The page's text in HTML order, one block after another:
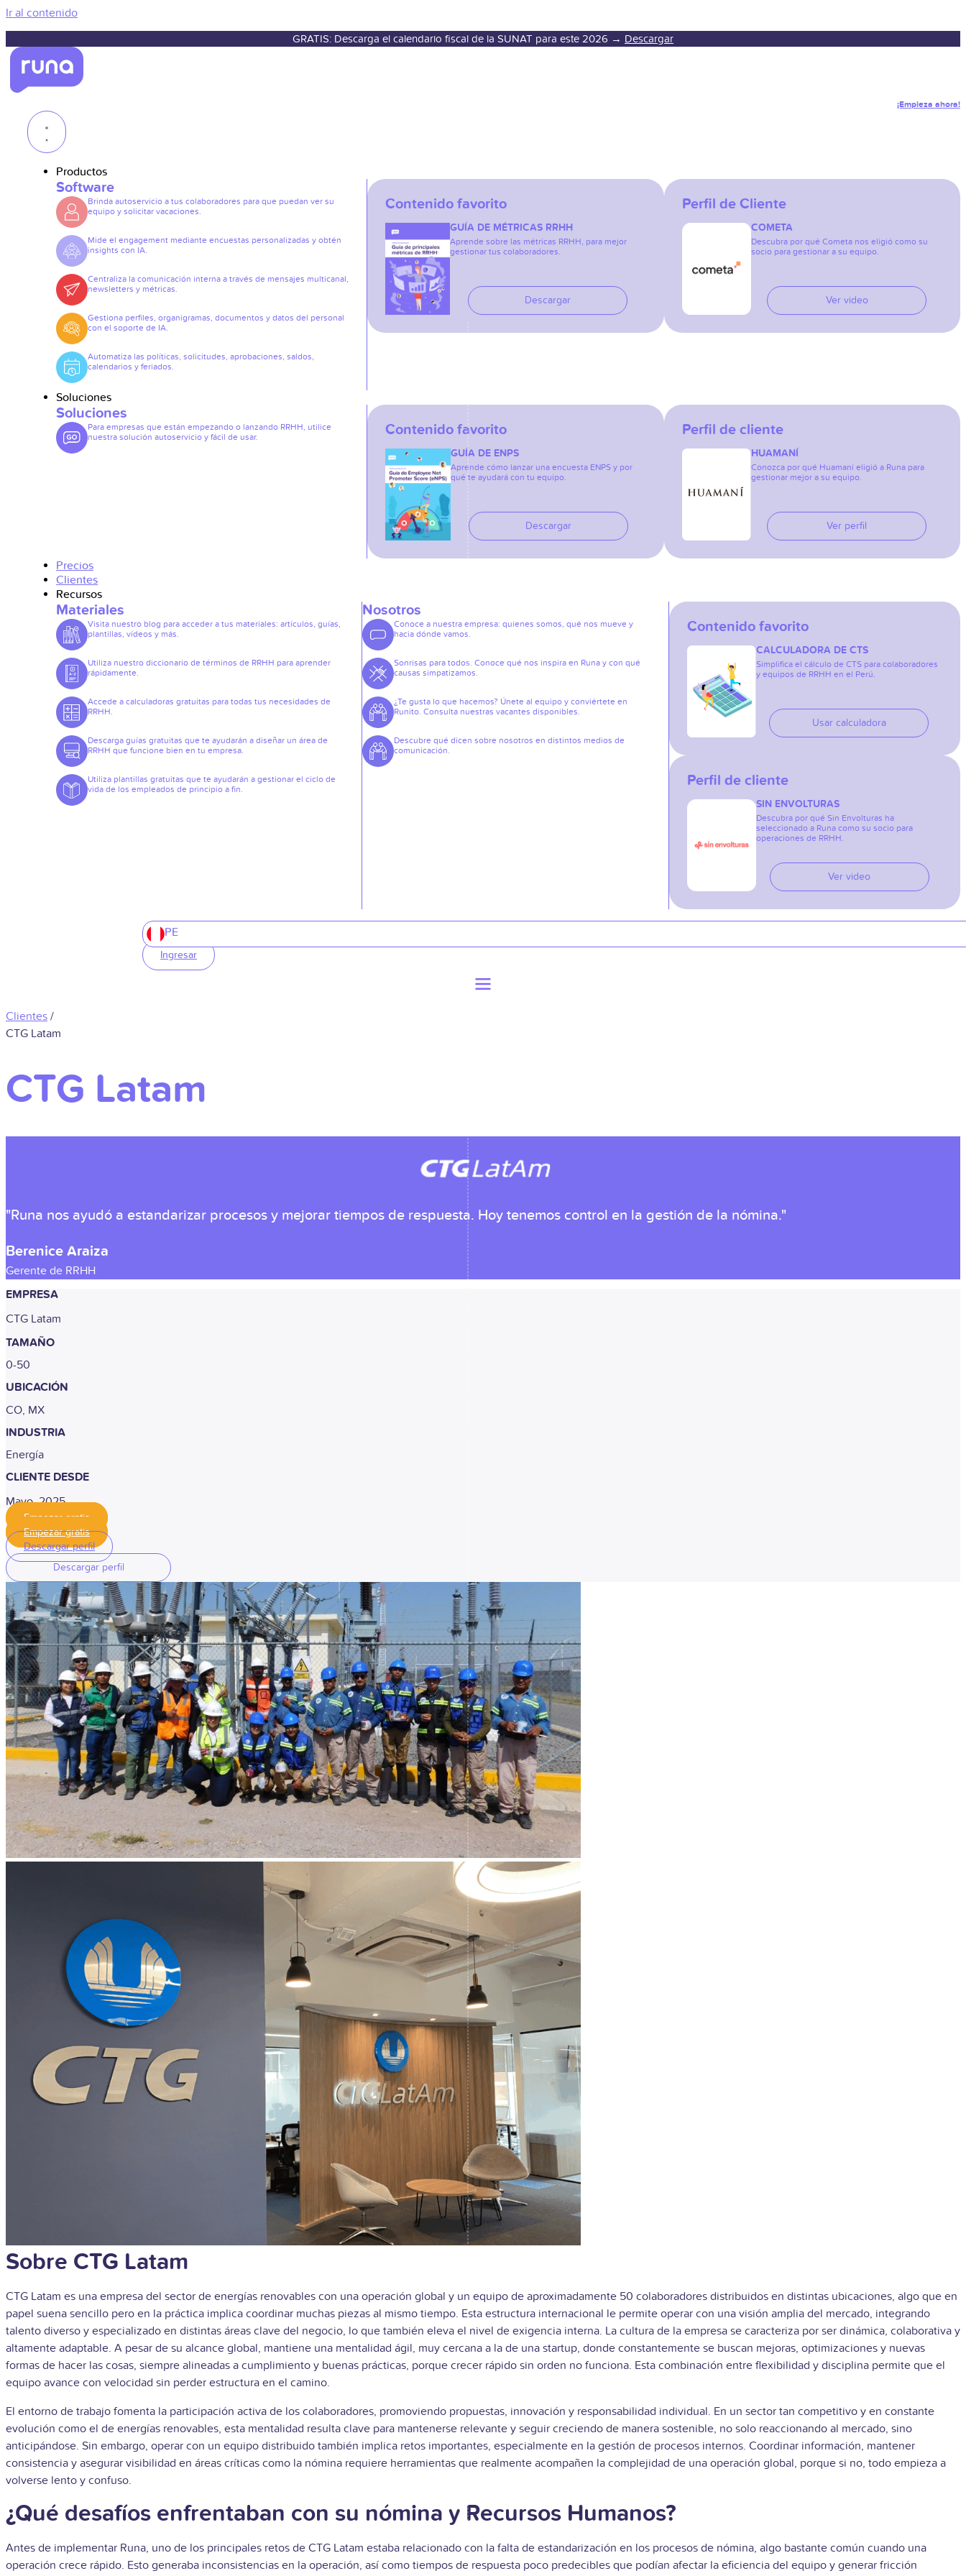
Ir al contenido
GRATIS: Descarga el calendario fiscal de la SUNAT para este 2026 → Descargar
¡Empieza ahora!
Productos
Software
Brinda autoservicio a tus colaboradores para que puedan ver su
equipo y solicitar vacaciones.
Mide el engagement mediante encuestas personalizadas y obtén
insights con IA.
Centraliza la comunicación interna a través de mensajes multicanal,
newsletters y métricas.
Gestiona perfiles, organigramas, documentos y datos del personal
con el soporte de IA.
Automatiza las políticas, solicitudes, aprobaciones, saldos,
calendarios y feriados.
Contenido favorito
GUÍA DE MÉTRICAS RRHH
Aprende sobre las métricas RRHH, para mejor
gestionar tus colaboradores.
Descargar
Perfil de Cliente
COMETA
Descubra por qué Cometa nos eligió como su
socio para gestionar a su equipo.
Ver video
Soluciones
Soluciones
Para empresas que están empezando o lanzando RRHH, utilice
nuestra solución autoservicio y fácil de usar.
Contenido favorito
GUÍA DE ENPS
Aprende cómo lanzar una encuesta ENPS y por
qué te ayudará con tu equipo.
Descargar
Perfil de cliente
HUAMANÍ
Conozca por qué Huamani eligió a Runa para
gestionar mejor a su equipo.
Ver perfil
Precios
Clientes
Recursos
Materiales
Visita nuestro blog para acceder a tus materiales: artículos, guías,
plantillas, vídeos y más.
Utiliza nuestro diccionario de términos de RRHH para aprender
rápidamente.
Accede a calculadoras gratuitas para todas tus necesidades de
RRHH.
Descarga guías gratuitas que te ayudarán a diseñar un área de
RRHH que funcione bien en tu empresa.
Utiliza plantillas gratuitas que te ayudarán a gestionar el ciclo de
vida de los empleados de principio a fin.
Nosotros
Conoce a nuestra empresa: quienes somos, qué nos mueve y
hacia dónde vamos.
Sonrisas para todos. Conoce qué nos inspira en Runa y con qué
causas simpatizamos.
¿Te gusta lo que hacemos? Únete al equipo y conviértete en
Runito. Consulta nuestras vacantes disponibles.
Descubre qué dicen sobre nosotros en distintos medios de
comunicación.
Contenido favorito
CALCULADORA DE CTS
Simplifica el cálculo de CTS para colaboradores
y equipos de RRHH en el Perú.
Usar calculadora
Perfil de cliente
SIN ENVOLTURAS
Descubra por qué Sin Envolturas ha
seleccionado a Runa como su socio para
operaciones de RRHH.
Ver video
PE
Ingresar
Clientes /
CTG Latam
CTG Latam
"Runa nos ayudó a estandarizar procesos y mejorar tiempos de respuesta. Hoy tenemos control en la gestión de la nómina."
Berenice Araiza
Gerente de RRHH
EMPRESA
CTG Latam
TAMAÑO
0-50
UBICACIÓN
CO, MX
INDUSTRIA
Energía
CLIENTE DESDE
Mayo, 2025
Empezar gratis
Empezar gratis
Descargar perfil
Descargar perfil
Sobre CTG Latam
CTG Latam es una empresa del sector de energías renovables con una operación global y un equipo de aproximadamente 50 colaboradores distribuidos en distintas ubicaciones, algo que en
papel suena sencillo pero en la práctica implica coordinar muchas piezas al mismo tiempo. Esta estructura internacional le permite operar con una visión amplia del mercado, integrando
talento diverso y especializado en distintas áreas clave del negocio, lo que también eleva el nivel de exigencia interna. La cultura de la empresa se caracteriza por ser dinámica, colaborativa y
altamente adaptable. A pesar de su alcance global, mantiene una mentalidad ágil, muy cercana a la de una startup, donde constantemente se buscan mejoras, optimizaciones y nuevas
formas de hacer las cosas, siempre alineadas a cumplimiento y buenas prácticas, porque crecer rápido sin orden no funciona. Esta combinación entre flexibilidad y disciplina permite que el
equipo avance con velocidad sin perder estructura en el camino.
El entorno de trabajo fomenta la participación activa de los colaboradores, promoviendo propuestas, innovación y responsabilidad individual. En un sector tan competitivo y en constante
evolución como el de energías renovables, esta mentalidad resulta clave para mantenerse relevante y seguir creciendo de manera sostenible, no solo reaccionando al mercado, sino
anticipándose. Sin embargo, operar con un equipo distribuido también implica retos importantes, especialmente en la gestión de procesos internos. Coordinar información, mantener
consistencia y asegurar visibilidad en áreas críticas como la nómina requiere herramientas que realmente acompañen la complejidad de una operación global, porque si no, todo empieza a
volverse lento y confuso.
¿Qué desafíos enfrentaban con su nómina y Recursos Humanos?
Antes de implementar Runa, uno de los principales retos de CTG Latam estaba relacionado con la falta de estandarización en los procesos de nómina, algo bastante común cuando una
operación crece rápido. Esto generaba inconsistencias en la operación, así como tiempos de respuesta poco predecibles que podían afectar la eficiencia del equipo y generar fricción